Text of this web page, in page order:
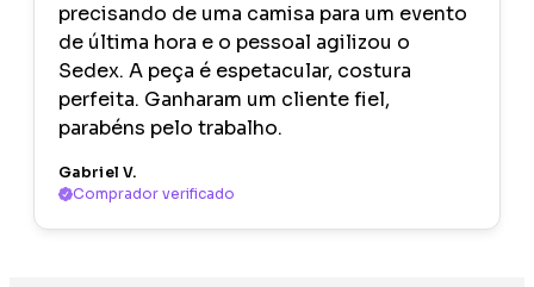
precisando de uma camisa para um evento
de última hora e o pessoal agilizou o
Sedex. A peça é espetacular, costura
perfeita. Ganharam um cliente fiel,
parabéns pelo trabalho.
Gabriel V.
Comprador verificado